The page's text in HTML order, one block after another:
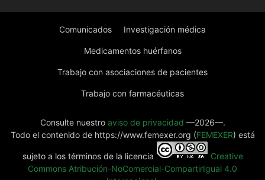
Comunicados Investigación médica
Medicamentos huérfanos
Trabajo con asociaciones de pacientes
Trabajo con farmacéuticas
Consulte nuestro aviso de privacidad —2026—.
Todo el contenido de https://www.femexer.org (FEMEXER) está
sujeto a los términos de la licencia
Creative
Commons Atribución-NoComercial-CompartirIgual 4.0